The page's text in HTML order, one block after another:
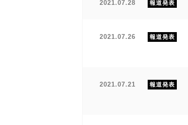
2021.07.28 報道発表
2021.07.26 報道発表
2021.07.21 報道発表